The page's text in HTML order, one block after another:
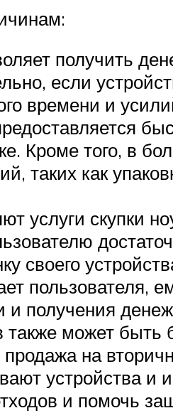
получить
если
времени и
Кроме того, в
таких как
услуги скупки
своего
пользователя,
получения
также может быть
на
устройства и
и помочь